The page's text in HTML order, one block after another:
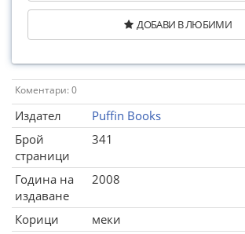
ДОБАВИ В ЛЮБИМИ
Коментари: 0
Издател
Puffin Books
Брой
страници
341
Година на
издаване
2008
Корици
меки